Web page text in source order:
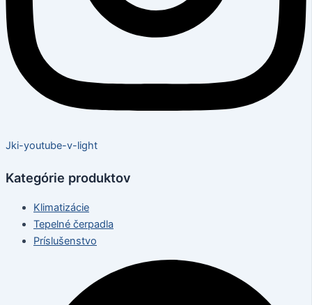
Jki-youtube-v-light
Kategórie produktov
Klimatizácie
Tepelné čerpadla
Príslušenstvo